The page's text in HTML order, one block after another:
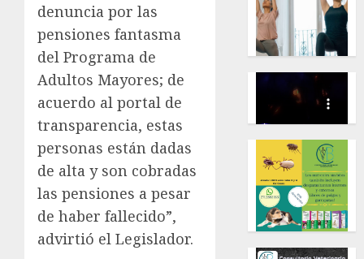
denuncia por las
pensiones fantasma
del Programa de
Adultos Mayores; de
acuerdo al portal de
transparencia, estas
personas están dadas
de alta y son cobradas
las pensiones a pesar
de haber fallecido”,
advirtió el Legislador.